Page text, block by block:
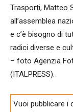
Trasporti, Matteo
all’assemblea
e c’è bisogno di
radici diverse e
– foto Agenzia
(ITALPRESS).
Vuoi pubblicare i